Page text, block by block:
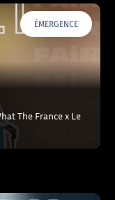
ÉMERGENCE
The France x Le